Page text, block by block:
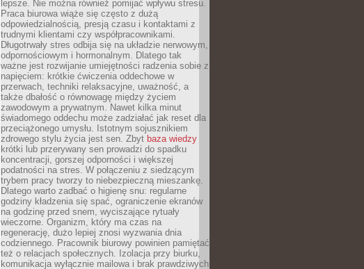
lepsze. Nie można również pomijać wpływu stresu.
Praca biurowa wiąże się często z dużą
odpowiedzialnością, presją czasu i kontaktami z
trudnymi klientami czy współpracownikami.
Długotrwały stres odbija się na układzie nerwowym,
odpornościowym i hormonalnym. Dlatego tak
ważne jest rozwijanie umiejętności radzenia sobie z
napięciem: krótkie ćwiczenia oddechowe w
przerwach, techniki relaksacyjne, uważność, a
także dbałość o równowagę między życiem
zawodowym a prywatnym. Nawet kilka minut
świadomego oddechu może zadziałać jak reset dla
przeciążonego umysłu. Istotnym sojusznikiem
zdrowego stylu życia jest sen. Zbyt baza wiedzy
krótki lub przerywany sen prowadzi do spadku
koncentracji, gorszej odporności i większej
podatności na stres. W połączeniu z siedzącym
trybem pracy tworzy to niebezpieczną mieszankę.
Dlatego warto zadbać o higienę snu: regularne
godziny kładzenia się spać, ograniczenie ekranów
na godzinę przed snem, wyciszające rytuały
wieczorne. Organizm, który ma czas na
regenerację, dużo lepiej znosi wyzwania dnia
codziennego. Pracownik biurowy powinien pamiętać
też o relacjach społecznych. Izolacja przy biurku,
komunikacja wyłącznie mailowa i brak prawdziwych